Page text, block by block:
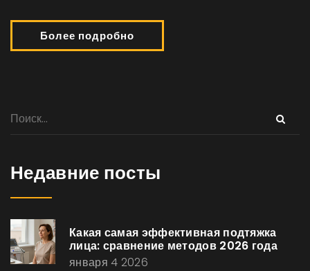
Более подробно
Недавние посты
Какая самая эффективная подтяжка
лица: сравнение методов 2026 года
января 4 2026